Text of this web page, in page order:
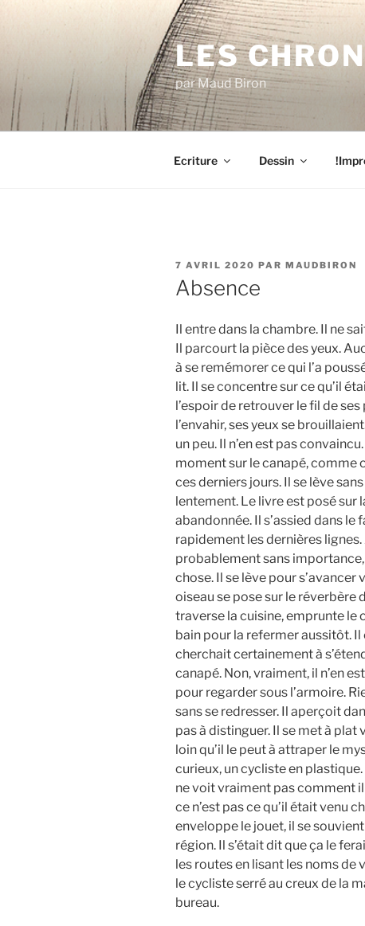
principal
LES
par Maud Biron
Ecriture Dessin
PUBLIÉ
LE
7 AVRIL 2020 PAR MAUDBIRON
Absence
Il entre dans la chambre. Il ne
Il parcourt la pièce des yeux.
à se remémorer ce qui l’a
lit. Il se concentre sur ce qu’il
l’espoir de retrouver le fil de
l’envahir, ses yeux se
un peu. Il n’en est pas
moment sur le canapé, comme
ces derniers jours. Il se lève
lentement. Le livre est posé sur
abandonnée. Il s’assied dans
rapidement les dernières lignes.
probablement sans
chose. Il se lève pour s’avancer
oiseau se pose sur le réverbère
traverse la cuisine, emprunte le
bain pour la refermer aussitôt. Il
cherchait certainement à
canapé. Non, vraiment, il n’en
pour regarder sous l’armoire.
sans se redresser. Il aperçoit
pas à distinguer. Il se met à plat
loin qu’il le peut à attraper le
curieux, un cycliste en plastique.
ne voit vraiment pas comment il
ce n’est pas ce qu’il était venu
enveloppe le jouet, il se
région. Il s’était dit que ça le
les routes en lisant les noms de
le cycliste serré au creux de la
bureau.